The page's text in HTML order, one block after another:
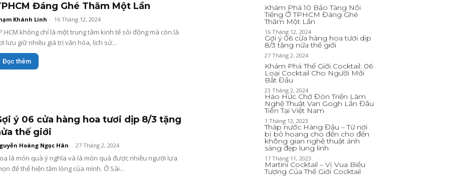
Đáng Ghé Thăm Một Lần
Khánh Linh - 16 Tháng 12, 2024
không chỉ là một trung tâm kinh tế sôi động mà còn là
lưu giữ nhiều giá trị văn hóa, lịch sử...
Đọc thêm
ý 06 cửa hàng hoa tươi dịp 8/3 tặng
thế giới
Hoàng Ngọc Hân - 27 Tháng 2, 2024
là món quà ý nghĩa và là món quà được nhiều người lựa
để thể hiện tấm lòng của mình. Ở Sài...
Khám Phá 10 Bảo Tàng Nổi
Tiếng Ở TPHCM Đáng Ghé
Thăm Một Lần
16 Tháng 12, 2024
Gợi ý 06 cửa hàng hoa tươi dịp
8/3 tặng nửa thế giới
27 Tháng 2, 2024
Khám Phá Thế Giới Cocktail: 06
Loại Cocktail Cho Người Mới
Bắt Đầu
23 Tháng 2, 2024
Háo Hức Chờ Đón Triển Lãm
Nghệ Thuật Van Gogh Lần Đầu
Tiên Tại Việt Nam
1 Tháng 12, 2023
Tháp nước Hàng Đậu – Từ nơi
bị bỏ hoang cho đến cho đến
không gian nghệ thuật ánh
sáng đẹp lung linh
17 Tháng 11, 2023
Martini Cocktail – Vị Vua Biểu
Tượng Của Thế Giới Cocktail